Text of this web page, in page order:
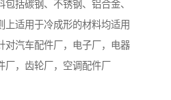
括碳钢、不锈钢、铝合金、
上适用于冷成形的材料均适用
对汽车配件厂，电子厂，电器
，齿轮厂，空调配件厂